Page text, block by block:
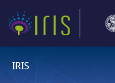
IRIS